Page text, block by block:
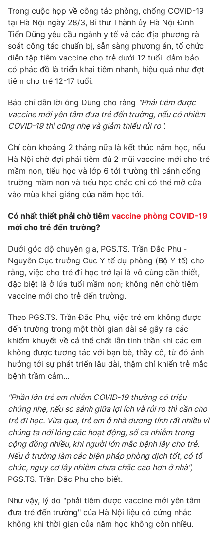
Giấy phép hoạt động báo in và báo điện tử số 483/GP-BTTTT
cấp ngày 29/12/2023
Tổng Biên tập:Vũ Thanh Thủy
Phó Tổng Biên tập:
Nguyễn Thị Mỹ Hạnh, Phạm Quốc Thắng,
Nguyễn Trọng Ninh
Tổng đài VTV:
024.38 355 931 - 024.38 355 932
Email:toasoan@vtv.vn
Liên hệ quảng cáo:024-7300.7108
® Cấm sao chép dưới mọi hình thức nếu không có sự chấp
thuận bằng văn bản. Ghi rõ nguồn VTV.vn khi phát hành lại
thông tin từ website này.
Trong cuộc họp về công tác phòng, chống COVID-19
tại Hà Nội ngày 28/3, Bí thư Thành ủy Hà Nội Đinh
Tiến Dũng yêu cầu ngành y tế và các địa phương rà
soát công tác chuẩn bị, sẵn sàng phương án, tổ chức
diễn tập tiêm vaccine cho trẻ dưới 12 tuổi, đảm bảo
có phác đồ là triển khai tiêm nhanh, hiệu quả như đợt
tiêm cho trẻ 12-17 tuổi.
Báo chí dẫn lời ông Dũng cho rằng "Phải tiêm được
vaccine mới yên tâm đưa trẻ đến trường, nếu có nhiễm
COVID-19 thì cũng nhẹ và giảm thiểu rủi ro".
Chỉ còn khoảng 2 tháng nữa là kết thúc năm học, nếu
Hà Nội chờ đợi phải tiêm đủ 2 mũi vaccine mới cho trẻ
mầm non, tiểu học và lớp 6 tới trường thì cánh cổng
trường mầm non và tiểu học chắc chỉ có thể mở cửa
vào mùa khai giảng của năm học tới.
Có nhất thiết phải chờ tiêm vaccine phòng COVID-19
mới cho trẻ đến trường?
Dưới góc độ chuyên gia, PGS.TS. Trần Đắc Phu -
Nguyên Cục trưởng Cục Y tế dự phòng (Bộ Y tế) cho
rằng, việc cho trẻ đi học trở lại là vô cùng cần thiết,
đặc biệt là ở lứa tuổi mầm non; không nên chờ tiêm
vaccine mới cho trẻ đến trường.
Theo PGS.TS. Trần Đắc Phu, việc trẻ em không được
đến trường trong một thời gian dài sẽ gây ra các
khiếm khuyết về cả thể chất lẫn tinh thần khi các em
không được tương tác với bạn bè, thầy cô, từ đó ảnh
hưởng tới sự phát triển lâu dài, thậm chí khiến trẻ mắc
bệnh trầm cảm...
"Phần lớn trẻ em nhiễm COVID-19 thường có triệu
chứng nhẹ, nếu so sánh giữa lợi ích và rủi ro thì cần cho
trẻ đi học. Vừa qua, trẻ em ở nhà dương tính rất nhiều vì
chúng ta nới lỏng các hoạt động, số ca nhiễm trong
cộng đồng nhiều, khi người lớn mắc bệnh lây cho trẻ.
Nếu ở trường làm các biện pháp phòng dịch tốt, có tổ
chức, nguy cơ lây nhiễm chưa chắc cao hơn ở nhà",
PGS.TS. Trần Đắc Phu cho biết.
Như vậy, lý do "phải tiêm được vaccine mới yên tâm
đưa trẻ đến trường" của Hà Nội liệu có cứng nhắc
không khi thời gian của năm học không còn nhiều.